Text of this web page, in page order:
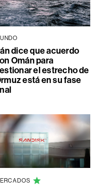
dice que acuerdo
Omán para
el estrecho de
está en su fase